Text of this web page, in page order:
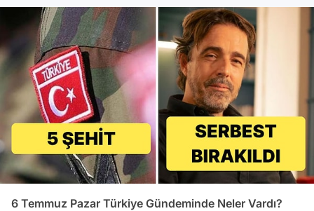
6 Temmuz Pazar Türkiye Gündeminde Neler Vardı?